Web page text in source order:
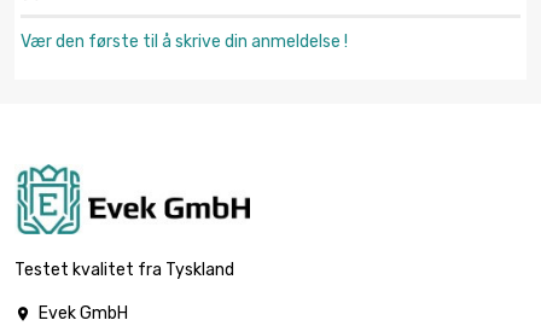
Vær den første til å skrive din anmeldelse !
Testet kvalitet fra Tyskland

Evek GmbH